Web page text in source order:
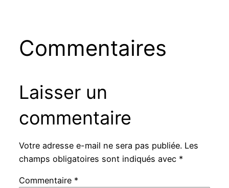
Commentaires
Laisser un
commentaire
Votre adresse e-mail ne sera pas publiée. Les
champs obligatoires sont indiqués avec *
Commentaire *